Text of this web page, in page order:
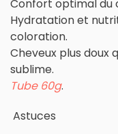
Confort optimal du
Hydratation et
coloration.
Cheveux plus doux
sublime.
Tube 60g.
Astuces